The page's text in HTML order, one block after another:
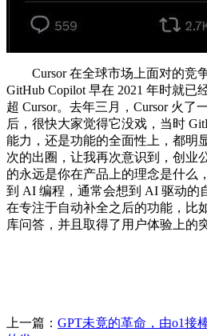
Cursor 在全球市场上面对的竞争
GitHub Copilot 早在 2021 年时就已
超 Cursor。去年三月，Cursor 火了
后，很快大家觉得它没戏，当时
能力，还是功能的全面性上，都明
次的出圈，让我再次意识到，创业
的永远是你在产品上的理念是什么
到 AI 编程，通常会想到 AI 驱动的
在专注于自动补全之后的功能，比
库问答，并且取得了用户体验上的
上一篇： GPT未竟的革命，由o1接